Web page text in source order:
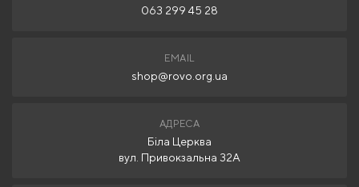
063 299 45 28
EMAIL
shop@rovo.org.ua
АДРЕСА
Біла Церква
вул. Привокзальна 32А